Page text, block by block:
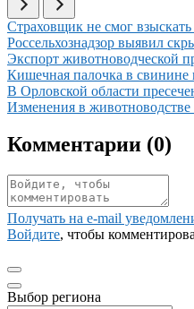
Иллюстрация новости
Страховщик не смог
Иллюстрация новости
Россельхознадзор выявил
Иллюстрация новости
Экспорт животноводческой
Иллюстрация новости
Кишечная палочка в свинине
Иллюстрация новости
В Орловской области
Иллюстрация новости
Изменения в
Комментарии (0)
Получать на e‑mail
Войдите, чтобы
Выбор региона